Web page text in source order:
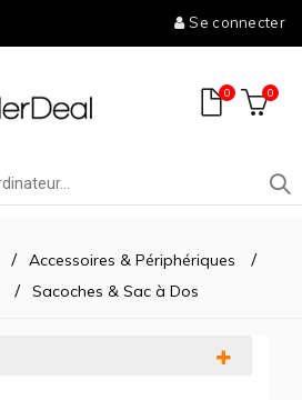
Se connecter
0 0
Accessoires & Périphériques
Sacoches & Sac à Dos